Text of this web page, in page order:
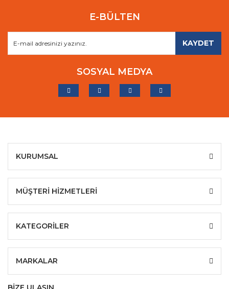
E-BÜLTEN
KAYDET
SOSYAL MEDYA
KURUMSAL
MÜŞTERİ HİZMETLERİ
KATEGORİLER
MARKALAR